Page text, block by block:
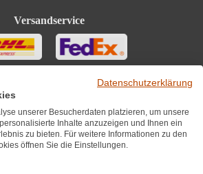
Versandservice
Datenschutzerklärung
unserer Besucherdaten platzieren, um unsere
Inhalte anzuzeigen und Ihnen ein
zu bieten. Für weitere Informationen zu den
öffnen Sie die Einstellungen.